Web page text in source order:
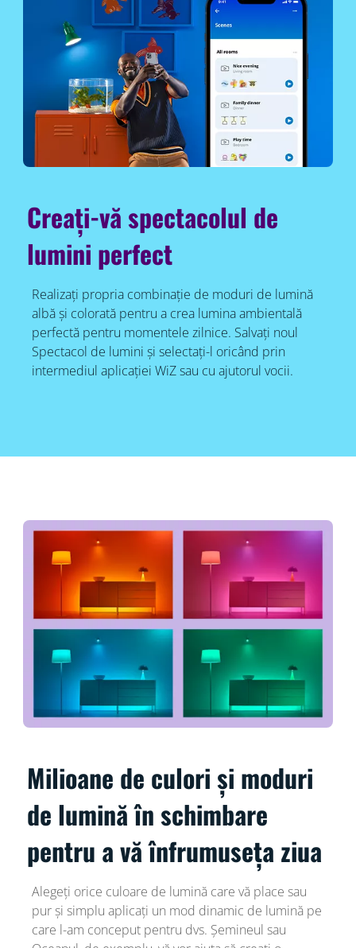
Creați-vă spectacolul de
lumini perfect
Realizați propria combinație de moduri de lumină
albă și colorată pentru a crea lumina ambientală
perfectă pentru momentele zilnice. Salvați noul
Spectacol de lumini și selectați-l oricând prin
intermediul aplicației WiZ sau cu ajutorul vocii.
Milioane de culori și moduri
de lumină în schimbare
pentru a vă înfrumuseța ziua
Alegeți orice culoare de lumină care vă place sau
pur și simplu aplicați un mod dinamic de lumină pe
care l-am conceput pentru dvs. Șemineul sau